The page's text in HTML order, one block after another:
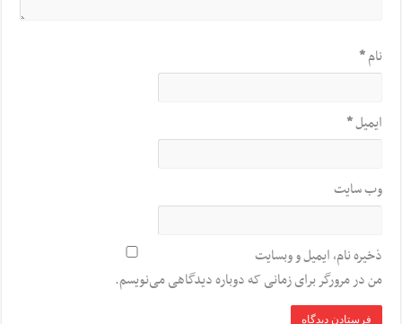
نام*
ایمیل*
وب‌ سایت
ذخیره نام، ایمیل و وبسایت
من در مرورگر برای زمانی که دوباره دیدگاهی می‌نویسم.